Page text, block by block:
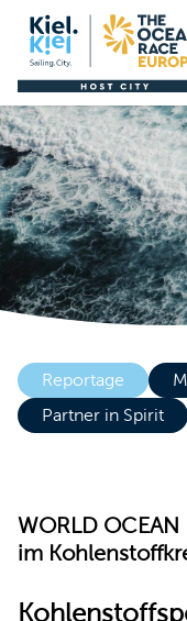
Reportage
Partner in Spirit
WORLD OCEAN
im